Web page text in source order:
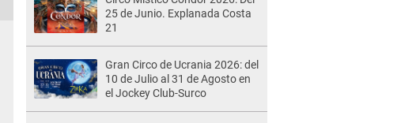
25 de Junio. Explanada Costa
21
Gran Circo de Ucrania 2026: del
10 de Julio al 31 de Agosto en
el Jockey Club-Surco